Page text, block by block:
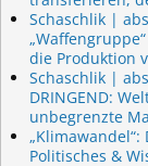
Schaschlik |
die Produktion
Schaschlik |
DRINGEND:
unbegrenzte
Politisches &